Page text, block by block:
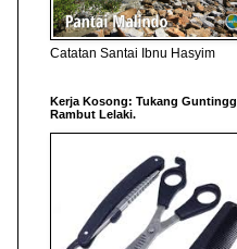
Catatan Santai Ibnu Hasyim
Kerja Kosong: Tukang Guntingg
Rambut Lelaki.